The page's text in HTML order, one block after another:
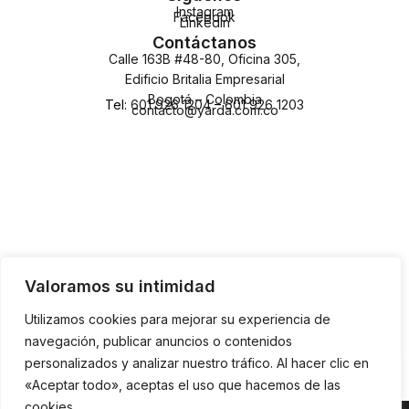
Valoramos su intimidad
Utilizamos cookies para mejorar su experiencia de
navegación, publicar anuncios o contenidos
personalizados y analizar nuestro tráfico. Al hacer clic en
«Aceptar todo», aceptas el uso que hacemos de las
Instagram
Facebook
LinkedIn
Contáctanos
Calle 163B #48-80, Oficina 305,
Edificio Britalia Empresarial
Bogotá – Colombia
Tel: 601 926 1204–601 926 1203
contacto@yarda.com.co